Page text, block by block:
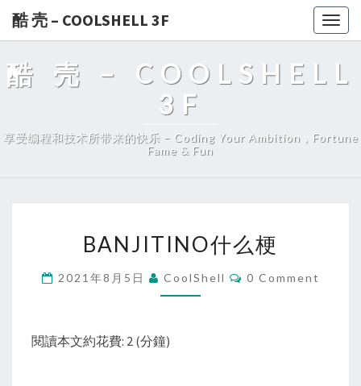
酷 壳 – COOLSHELL 3F
酷 壳 – COOLSHELL
3F
享受编程和技术所带来的快乐 – Coding Your Ambition，Fortune
Fame & Fun
什
梗
BANJITINO什么梗
2021年8月5日 CoolShell Comments
0 Comment
閱讀本文約花費: 2 (分鐘)